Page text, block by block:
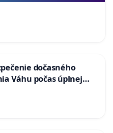
dočasného
Váhu počas úplnej
v Komárne